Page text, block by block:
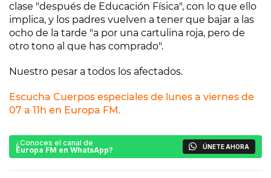
clase "después de Educación Física", con lo que ello
implica, y los padres vuelven a tener que bajar a las
ocho de la tarde "a por una cartulina roja, pero de
otro tono al que has comprado".
Nuestro pesar a todos los afectados.
Escucha Cuerpos especiales de lunes a viernes de
07 a 11h en Europa FM.
¿Conoces el canal de
Europa FM en WhatsApp?
ÚNETE AHORA